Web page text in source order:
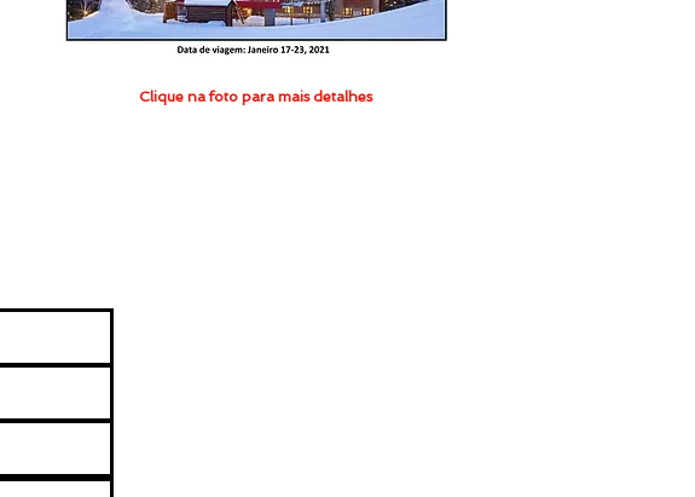
Clique na foto para mais detalhes